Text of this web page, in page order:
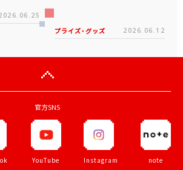
プライズ・グッズ 2026.06.12
官方SNS
YouTube Instagram note